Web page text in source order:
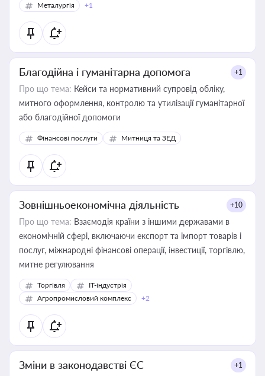
Металургія
+1
Благодійна і гуманітарна допомога +1
Про що тема: Кейси та нормативний супровід обліку,
митного оформлення, контролю та утилізації гуманітарної
або благодійної допомоги
Фінансові послуги Митниця та ЗЕД
Зовнішньоекономічна діяльність +10
Про що тема: Взаємодія країни з іншими державами в
економічній сфері, включаючи експорт та імпорт товарів і
послуг, міжнародні фінансові операції, інвестиції, торгівлю,
митне регулювання
Торгівля
IT-індустрія
Агропромисловий комплекс
+2
Зміни в законодавстві ЄС +1